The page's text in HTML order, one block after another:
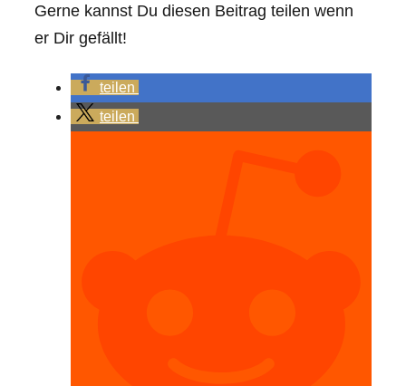
Gerne kannst Du diesen Beitrag teilen wenn
er Dir gefällt!
teilen
teilen